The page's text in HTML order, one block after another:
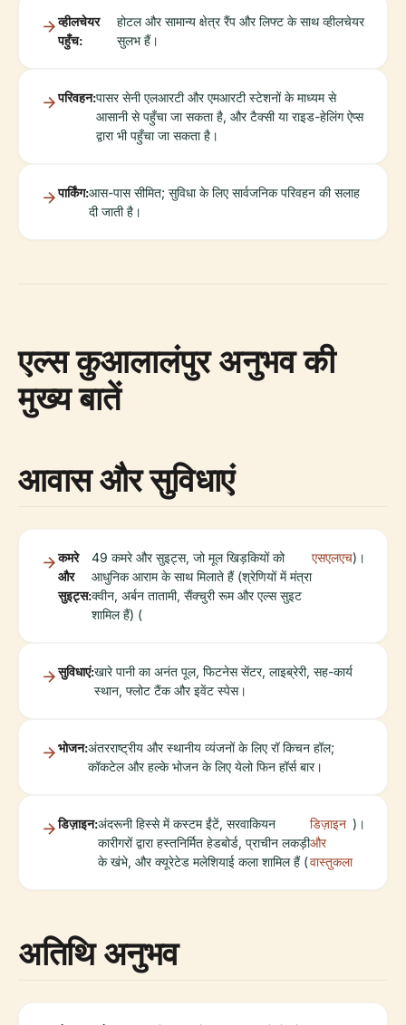
व्हीलचेयर
पहुँच:
होटल और सामान्य क्षेत्र रैंप और लिफ्ट के साथ व्हीलचेयर
सुलभ हैं।
परिवहन:पासर सेनी एलआरटी और एमआरटी स्टेशनों के माध्यम से
आसानी से पहुँचा जा सकता है, और टैक्सी या राइड-हेलिंग ऐप्स
द्वारा भी पहुँचा जा सकता है।
पार्किंग:आस-पास सीमित; सुविधा के लिए सार्वजनिक परिवहन की सलाह
दी जाती है।
एल्स कुआलालंपुर अनुभव की
मुख्य बातें
आवास और सुविधाएं
कमरे
और
सुइट्स:
49 कमरे और सुइट्स, जो मूल खिड़कियों को
आधुनिक आराम के साथ मिलाते हैं (श्रेणियों में मंत्रा
क्वीन, अर्बन तातामी, सैंक्चुरी रूम और एल्स सुइट
शामिल हैं) (
एसएलएच)।
सुविधाएं:खारे पानी का अनंत पूल, फिटनेस सेंटर, लाइब्रेरी, सह-कार्य
स्थान, फ्लोट टैंक और इवेंट स्पेस।
भोजन:अंतरराष्ट्रीय और स्थानीय व्यंजनों के लिए रॉ किचन हॉल;
कॉकटेल और हल्के भोजन के लिए येलो फिन हॉर्स बार।
डिज़ाइन:अंदरूनी हिस्से में कस्टम ईंटें, सरवाकियन
कारीगरों द्वारा हस्तनिर्मित हेडबोर्ड, प्राचीन लकड़ी
के खंभे, और क्यूरेटेड मलेशियाई कला शामिल हैं (
डिज़ाइन
और
वास्तुकला
)।
अतिथि अनुभव